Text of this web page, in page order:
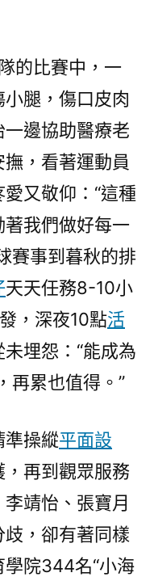
的比賽中，一
腿，傷口皮肉
邊協助醫療老
，看著運動員
又敬仰：“這種
我們做好每一
賽事到暮秋的排
天天任務8-10小
，深夜10點活
埋怨：“能成為
再累也值得。”
準操縱平面設
，再到觀眾服務
靖怡、張寶月
，卻有著同樣
學院344名“小海